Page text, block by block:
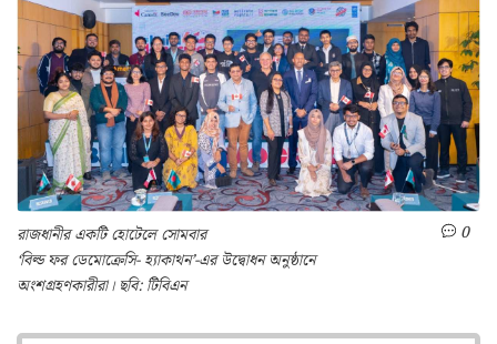
রাজধানীর একটি হোটেলে সোমবার
‘বিল্ড ফর ডেমোক্রেসি- হ্যাকাথন’-এর উদ্বোধন অনুষ্ঠানে
অংশগ্রহণকারীরা। ছবি: টিবিএন
0